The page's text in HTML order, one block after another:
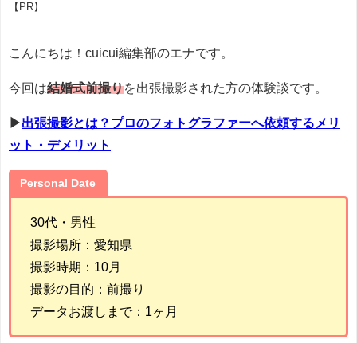
【PR】
こんにちは！cuicui編集部のエナです。
今回は結婚式前撮りを出張撮影された方の体験談です。
▶出張撮影とは？ プロのフォトグラファーへ依頼するメリ
ット・デメリット
Personal Date
30代・男性
撮影場所：愛知県
撮影時期：10月
撮影の目的：前撮り
データお渡しまで：1ヶ月